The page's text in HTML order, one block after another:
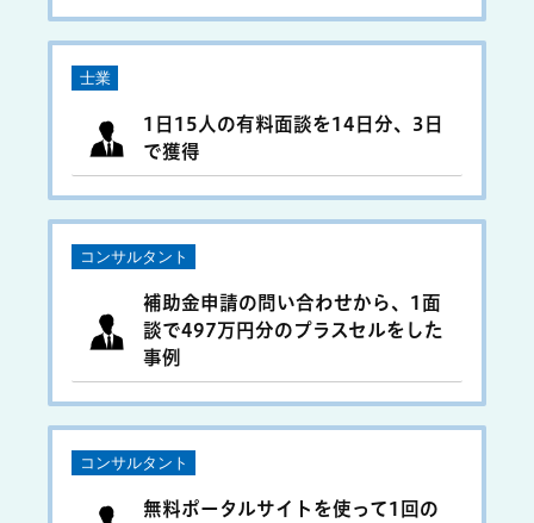
士業
1日15人の有料面談を14日分、3日
で獲得
コンサルタント
補助金申請の問い合わせから、1面
談で497万円分のプラスセルをした
事例
コンサルタント
無料ポータルサイトを使って1回の